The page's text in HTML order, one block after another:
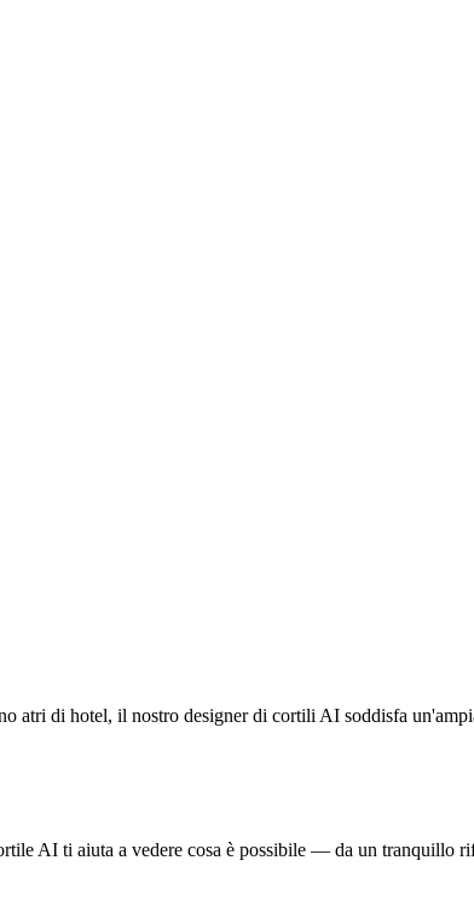
atri di hotel, il nostro designer di cortili AI soddisfa
AI ti aiuta a vedere cosa è possibile — da un tranquillo